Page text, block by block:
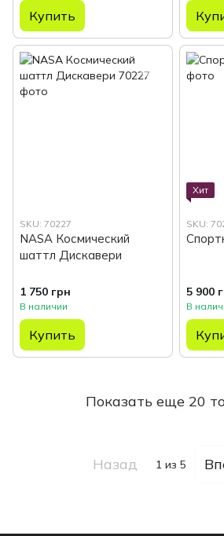
Купить
SKU: 70227
NASA Космический
шаттл Дискавери
1 750 грн
В наличии
Купить
Хит
SKU:
5 900
В
Показать еще 20
Назад 1 из 5